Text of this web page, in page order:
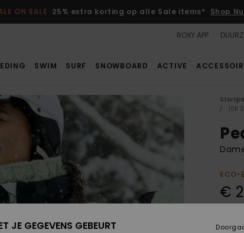
ON SALE 25% extra korting op alle Sale items* Shop Nu
ROXY APP
SWIM SURF SNOWBOARD ACTIVE
10K
ECO-
€
JE GEGEVENS GEBEURT